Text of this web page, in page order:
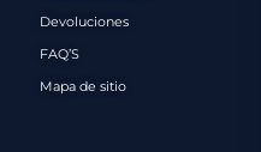
Devoluciones
FAQ’S
Mapa de sitio